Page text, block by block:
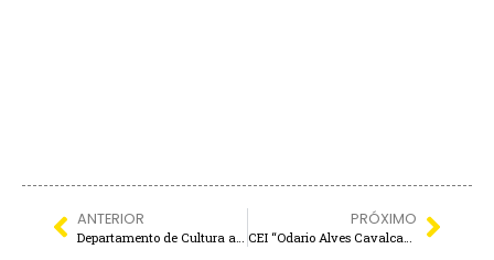
ANTERIOR PRÓXIMO